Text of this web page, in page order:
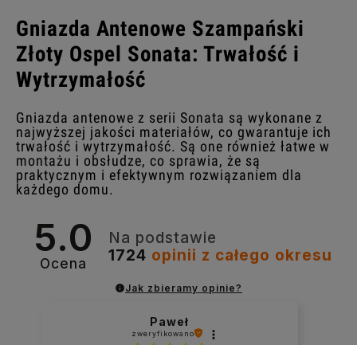
Gniazda Antenowe Szampański
Złoty Ospel Sonata: Trwałość i
Wytrzymałość
Gniazda antenowe z serii Sonata są wykonane z
najwyższej jakości materiałów, co gwarantuje ich
trwałość i wytrzymałość. Są one również łatwe w
montażu i obsłudze, co sprawia, że są
praktycznym i efektywnym rozwiązaniem dla
każdego domu.
5.0
Ocena
Na podstawie
1724 opinii z całego okresu
Jak zbieramy opinie?
Paweł
zweryfikowano